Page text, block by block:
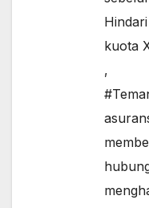
kuota
,